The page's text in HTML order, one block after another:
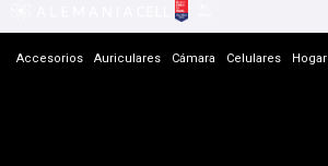
Accesorios Auriculares Cámara Celulares Hogar